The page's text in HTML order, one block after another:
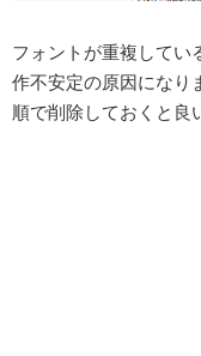
フォントが重複してい
作不安定の原因になり
順で削除しておくと良